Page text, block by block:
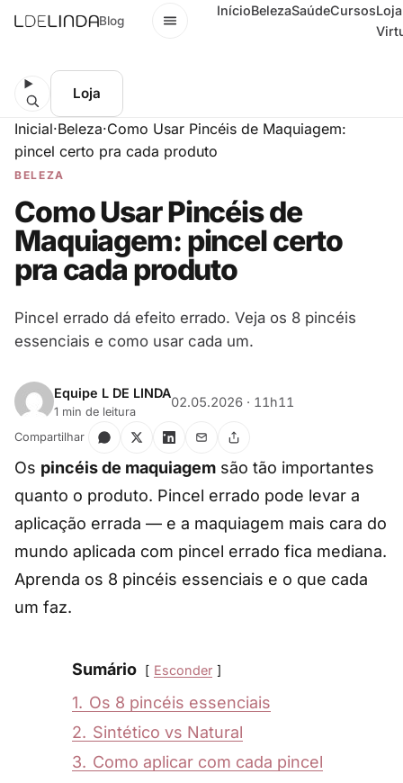
Blog Menu InícioBelezaSaúdeCursosLoja
Loja
Inicial·Beleza·Como Usar Pincéis de Maquiagem:
pincel certo pra cada produto
BELEZA
Como Usar Pincéis de
Maquiagem: pincel certo
pra cada produto
Pincel errado dá efeito errado. Veja os 8 pincéis
essenciais e como usar cada um.
Equipe L DE LINDA
1 min de leitura
02.05.2026 · 11h11
Compartilhar
Os pincéis de maquiagem são tão importantes
quanto o produto. Pincel errado pode levar a
aplicação errada — e a maquiagem mais cara do
mundo aplicada com pincel errado fica mediana.
Aprenda os 8 pincéis essenciais e o que cada
um faz.
Sumário Esconder
1. Os 8 pincéis essenciais
2. Sintético vs Natural
3. Como aplicar com cada pincel